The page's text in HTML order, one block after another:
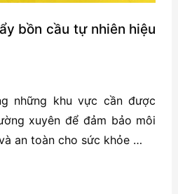
bồn cầu tự nhiên hiệu
những khu vực cần được
xuyên để đảm bảo môi
an toàn cho sức khỏe …